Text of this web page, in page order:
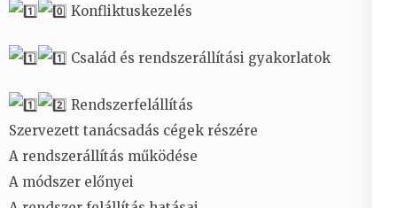
Konfliktuskezelés
Család és rendszerállítási gyakorlatok
Rendszerfelállítás
Szervezett tanácsadás cégek részére
A rendszerállítás működése
A módszer előnyei